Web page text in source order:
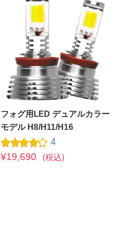
フォグ用LED デュアルカラー
モデル H8/H11/H16
4
¥19,690 (税込)